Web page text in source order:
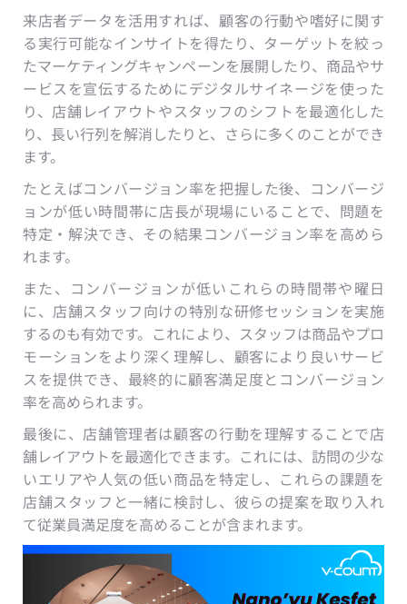
来店者データを活用すれば、顧客の行動や嗜好に関す
る実行可能なインサイトを得たり、ターゲットを絞っ
たマーケティングキャンペーンを展開したり、商品やサ
ービスを宣伝するためにデジタルサイネージを使った
り、店舗レイアウトやスタッフのシフトを最適化した
り、長い行列を解消したりと、さらに多くのことができ
ます。
たとえばコンバージョン率を把握した後、コンバージ
ョンが低い時間帯に店長が現場にいることで、問題を
特定・解決でき、その結果コンバージョン率を高めら
れます。
また、コンバージョンが低いこれらの時間帯や曜日
に、店舗スタッフ向けの特別な研修セッションを実施
するのも有効です。これにより、スタッフは商品やプロ
モーションをより深く理解し、顧客により良いサービ
スを提供でき、最終的に顧客満足度とコンバージョン
率を高められます。
最後に、店舗管理者は顧客の行動を理解することで店
舗レイアウトを最適化できます。これには、訪問の少な
いエリアや人気の低い商品を特定し、これらの課題を
店舗スタッフと一緒に検討し、彼らの提案を取り入れ
て従業員満足度を高めることが含まれます。